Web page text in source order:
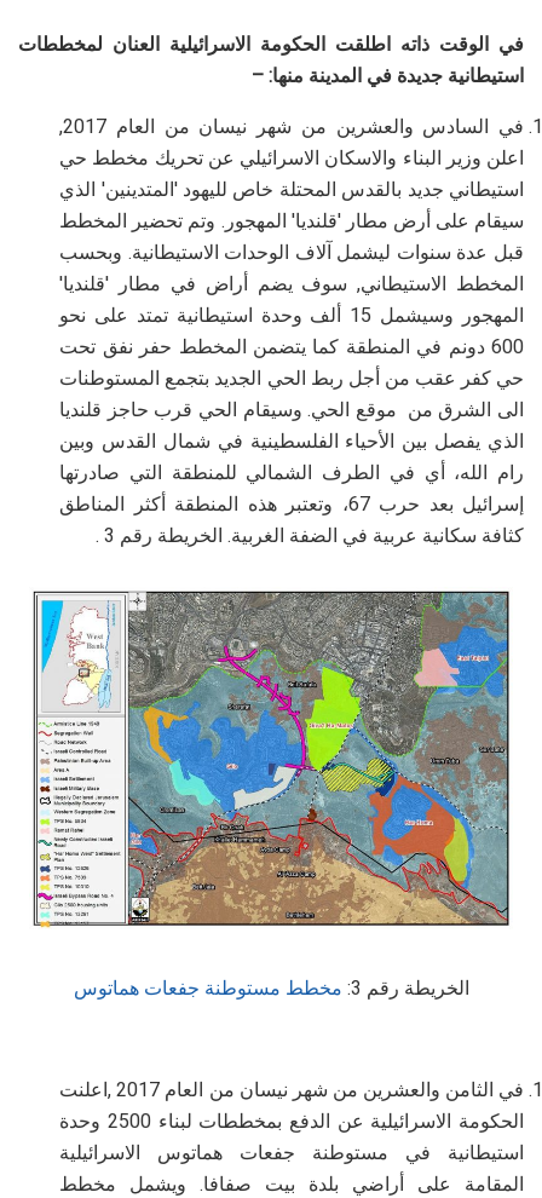
في الوقت ذاته اطلقت الحكومة الاسرائيلية العنان لمخططات
استيطانية جديدة في المدينة منها: –
في السادس والعشرين من شهر نيسان من العام 2017,
اعلن وزير البناء والاسكان الاسرائيلي عن تحريك مخطط حي
استيطاني جديد بالقدس المحتلة خاص لليهود 'المتدينين' الذي
سيقام على أرض مطار 'قلنديا' المهجور . وتم تحضير المخطط
قبل عدة سنوات ليشمل آلاف الوحدات الاستيطانية. وبحسب
المخطط الاستيطاني, سوف يضم أراض في مطار 'قلنديا'
المهجور وسيشمل 15 ألف وحدة استيطانية تمتد على نحو
600 دونم في المنطقة كما يتضمن المخطط حفر نفق تحت
حي كفر عقب من أجل ربط الحي الجديد بتجمع المستوطنات
الى الشرق من موقع الحي. وسيقام الحي قرب حاجز قلنديا
الذي يفصل بين الأحياء الفلسطينية في شمال القدس وبين
رام الله، أي في الطرف الشمالي للمنطقة التي صادرتها
إسرائيل بعد حرب 67، وتعتبر هذه المنطقة أكثر المناطق
كثافة سكانية عربية في الضفة الغربية. . الخريطة رقم 3
الخريطة رقم 3: مخطط مستوطنة جفعات هماتوس
في الثامن والعشرين من شهر نيسان من العام 2017 ,اعلنت
الحكومة الاسرائيلية عن الدفع بمخططات لبناء 2500 وحدة
استيطانية في مستوطنة جفعات هماتوس الاسرائيلية
المقامة على أراضي بلدة بيت صفافا. ويشمل مخطط